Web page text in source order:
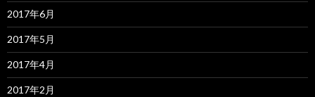
2017年6月
2017年5月
2017年4月
2017年2月